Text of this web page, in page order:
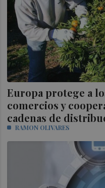
Europa protege a
comercios y
cadenas de
RAMON OLIVARES